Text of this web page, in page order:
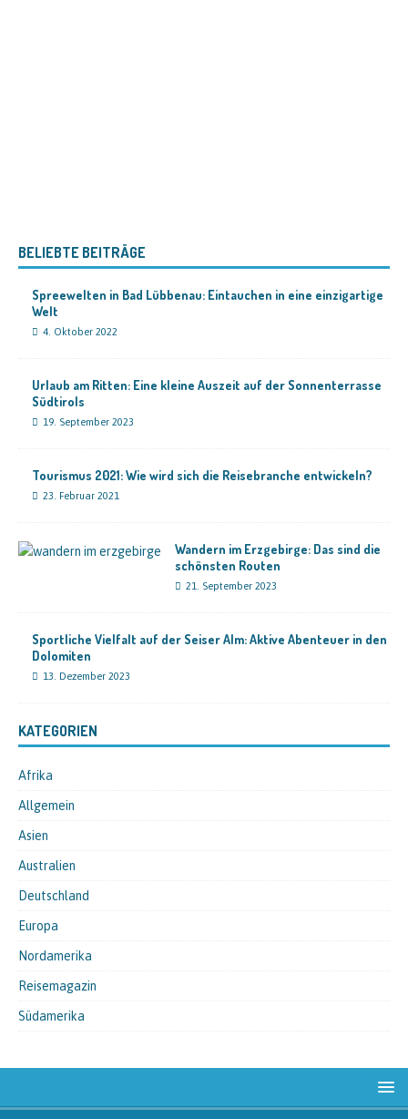
BELIEBTE BEITRÄGE
Spreewelten in Bad Lübbenau: Eintauchen in eine einzigartige
Welt
4. Oktober 2022
Urlaub am Ritten: Eine kleine Auszeit auf der Sonnenterrasse
Südtirols
19. September 2023
Tourismus 2021: Wie wird sich die Reisebranche entwickeln?
23. Februar 2021
Wandern im Erzgebirge: Das sind die
schönsten Routen
21. September 2023
Sportliche Vielfalt auf der Seiser Alm: Aktive Abenteuer in den
Dolomiten
13. Dezember 2023
KATEGORIEN
Afrika
Allgemein
Asien
Australien
Deutschland
Europa
Nordamerika
Reisemagazin
Südamerika